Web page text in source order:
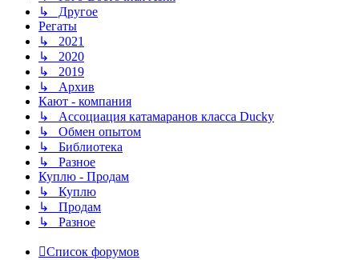
↳ Другое
Регаты
↳ 2021
↳ 2020
↳ 2019
↳ Архив
Кают - компания
↳ Ассоциация катамаранов класса Ducky
↳ Обмен опытом
↳ Библиотека
↳ Разное
Куплю - Продам
↳ Куплю
↳ Продам
↳ Разное
Список форумов